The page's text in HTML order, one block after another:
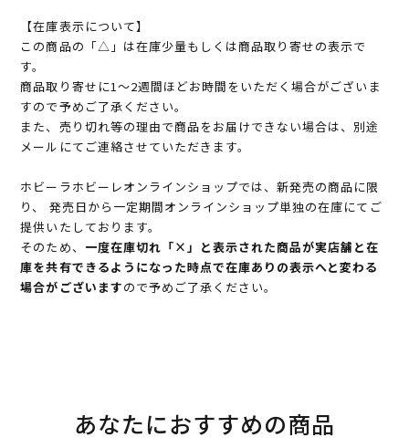
【在庫表示について】
この商品の「△」は在庫少量もしくは商品取り寄せの表示で
す。
商品取り寄せに1～2週間ほどお時間をいただく場合がございま
すので予めご了承ください。
また、売り切れ等の理由で商品をお届けできない場合は、別途
メールにてご連絡させていただきます。
ホビーラホビーレオンラインショップでは、新発売の商品に限
り、 発売日から一定期間オンラインショップ単独の在庫にてご
提供いたしております。
そのため、 一度在庫切れ「×」と表示された商品が実店舗と在
庫を共有できるようになった時点で在庫ありの表示へと変わる
場合がございますので予めご了承ください。
あなたにおすすめの商品